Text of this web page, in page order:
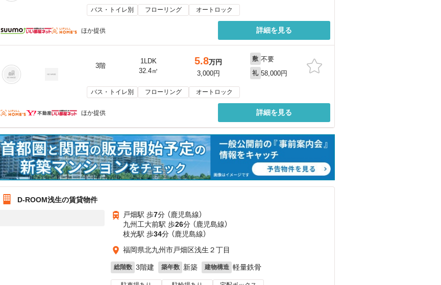
バス・トイレ別 フローリング オートロック
ほか提供 詳細を見る
3階
1LDK
32.4㎡
5.8万円
3,000円
敷 不要
礼 58,000円
バス・トイレ別 フローリング オートロック
ほか提供 詳細を見る
D-ROOM浅生の賃貸物件
戸畑駅 歩7分 （鹿児島線）
九州工大前駅 歩26分 （鹿児島線）
枝光駅 歩34分 （鹿児島線）
福岡県北九州市戸畑区浅生２丁目
総階数 3階建 築年数 新築 建物構造 軽量鉄骨